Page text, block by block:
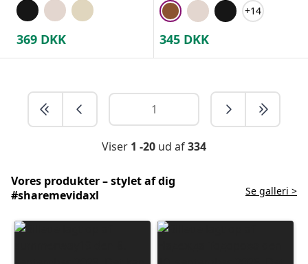
369 DKK
+14
345 DKK
Viser 1 -20 ud af334
Vores produkter – stylet af dig
#sharemevidaxl
Se galleri >